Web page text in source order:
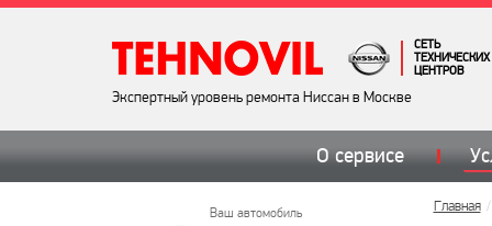
СЕТЬ
ТЕХНИЧЕСКИХ
ЦЕНТРОВ
Экспертный уровень ремонта Ниссан в Москве
О сервисе
Главная
Ваш автомобиль